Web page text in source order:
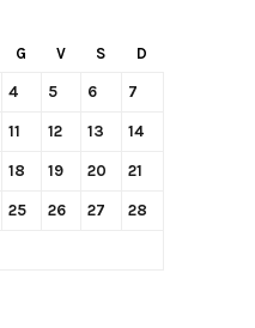
G V S D
4 5 6 7
11 12 13 14
18 19 20 21
25 26 27 28